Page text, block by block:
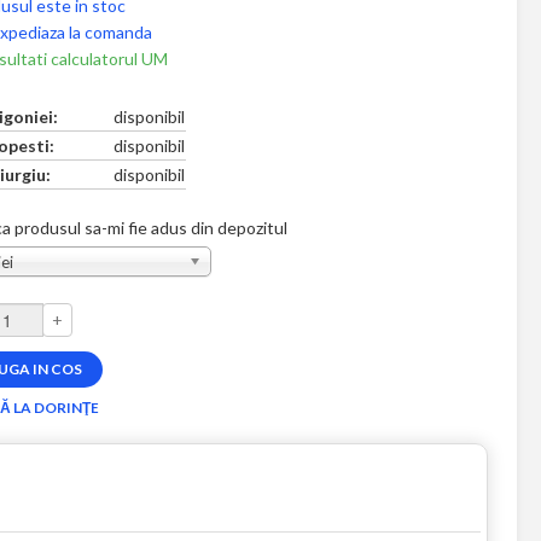
este in stoc
la comanda
calculatorul UM
disponibil
disponibil
disponibil
produsul sa-mi fie adus din depozitul
+